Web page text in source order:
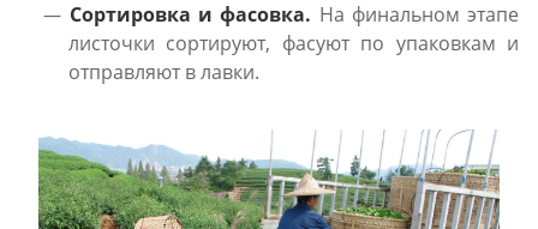
Сортировка и фасовка. На финальном этапе
листочки сортируют, фасуют по упаковкам и
отправляют в лавки.